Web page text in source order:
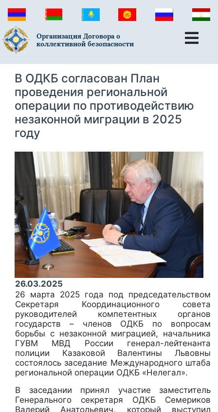
Организация Договора о
коллективной безопасности
В ОДКБ согласован План
проведения региональной
операции по противодействию
незаконной миграции в 2025
году
26.03.2025
26 марта 2025 года под председательством
Секретаря Координационного совета
руководителей компетентных органов
государств – членов ОДКБ по вопросам
борьбы с незаконной миграцией, начальника
ГУВМ МВД России генерал-лейтенанта
полиции Казаковой Валентины Львовны
состоялось заседание Международного штаба
региональной операции ОДКБ «Нелегал».
В заседании принял участие заместитель
Генерального секретаря ОДКБ Семериков
Валерий Анатольевич, который выступил